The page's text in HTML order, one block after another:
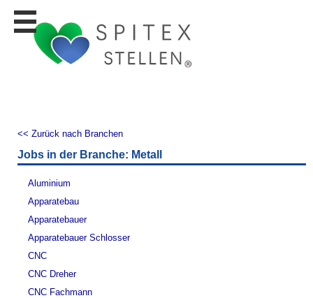
Stellen
finden
Personalberatungen
Tipp's
WERBUNG
JOB-
Lehrstellen
finden
Lehrstellen
gratis
inserieren
<< Zurück nach Branchen
Jobs in der Branche: Metall
Aluminium
Apparatebau
Apparatebauer
Apparatebauer Schlosser
CNC
CNC Dreher
CNC Fachmann